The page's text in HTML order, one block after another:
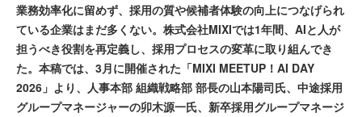
業務効率化に留めず、採用の質や候補者体験の向上につなげられ
ている企業はまだ多くない。株式会社MIXIでは1年間、AIと人が
担うべき役割を再定義し、採用プロセスの変革に取り組んでき
た。本稿では、3月に開催された「MIXI MEETUP！AI DAY
2026」より、人事本部 組織戦略部 部長の山本陽司氏、中途採用
グループマネージャーの卯木源一氏、新卒採用グループマネージ